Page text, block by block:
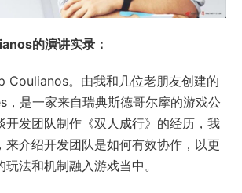
的演讲实录：
Coulianos。由我和几位老朋友创建的
，是一家来自瑞典斯德哥尔摩的游戏公
开发团队制作《双人成行》的经历，我
来介绍开发团队是如何有效协作，以更
法和机制融入游戏当中。